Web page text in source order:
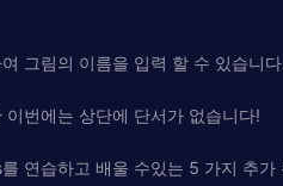
그림의 이름을 입력 할 수 있습니
번에는 상단에 단서가 없습니다!
연습하고 배울 수있는 5 가지 추가